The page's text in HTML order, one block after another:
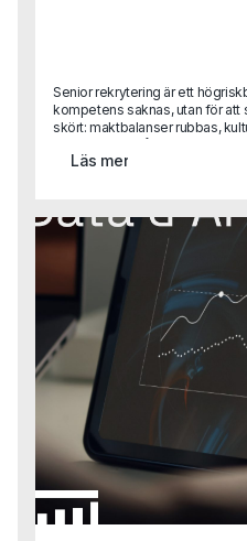
Senior rekrytering är ett
kompetens saknas, utan för att
skört: maktbalanser rubbas,
konkreta lärdomar från
sekundära.
Läs mer